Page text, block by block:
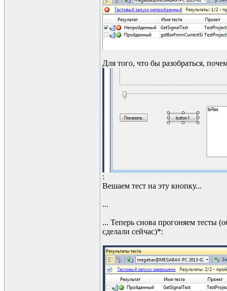
Для того, что бы разобраться,
:
Вешаем тест на эту кнопку...
...
... Теперь снова прогоняем тесты
сделали сейчас)*: